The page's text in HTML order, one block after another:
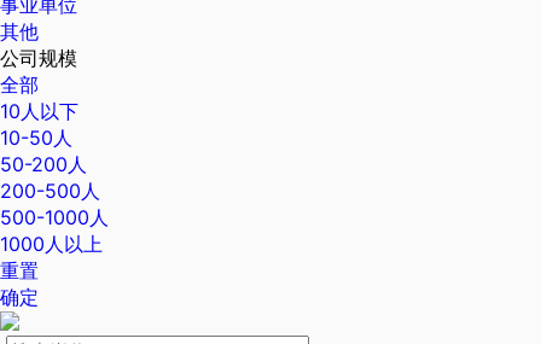
其他
公司规模
全部
10人以下
10-50人
50-200人
200-500人
500-1000人
1000人以上
重置
确定